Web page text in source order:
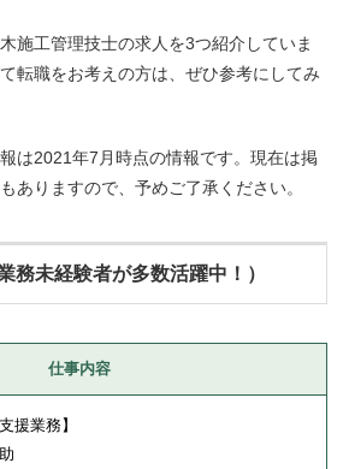
施工管理技士の求人を3つ紹介していま
転職をお考えの方は、ぜひ参考にしてみ
は2021年7月時点の情報です。現在は掲
ありますので、予めご了承ください。
務未経験者が多数活躍中！）
仕事内容
援業務】